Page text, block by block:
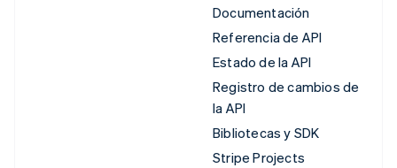
Documentación
Referencia de API
Estado de la API
Registro de cambios de
la API
Bibliotecas y SDK
Stripe Projects